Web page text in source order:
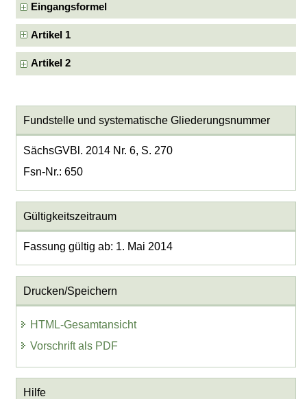
Eingangsformel
Artikel 1
Artikel 2
Fundstelle und systematische Gliederungsnummer
SächsGVBl. 2014 Nr. 6, S. 270
Fsn-Nr.: 650
Gültigkeitszeitraum
Fassung gültig ab: 1. Mai 2014
Drucken/Speichern
HTML-Gesamtansicht
Vorschrift als PDF
Hilfe